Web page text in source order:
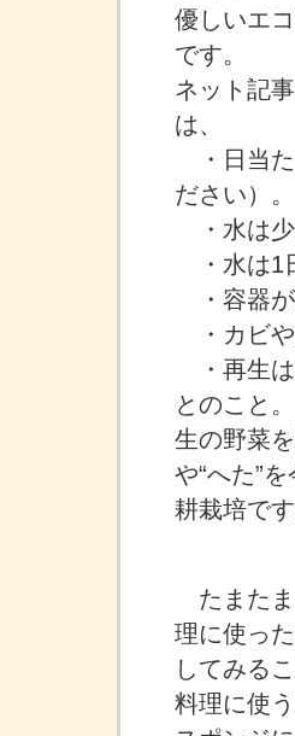
優しいエ
です。
ネット記
は、
・日当た
ださい）。
・水は少
・水は1
・容器が
・カビや
・再生
とのこと。
生の野菜
や“へた”
耕栽培で
たまたま
理に使っ
してみる
料理に使